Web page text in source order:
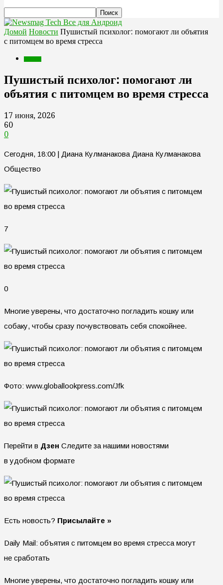
Все для Андроид
Домой Новости Пушистый психолог: помогают ли объятия
с питомцем во время стресса
Пушистый психолог: помогают ли
объятия с питомцем во время стресса
17 июня, 2026
60
0
Сегодня, 18:00 | Диана Кулманакова Диана Кулманакова
Общество
7
0
Многие уверены, что достаточно погладить кошку или
собаку, чтобы сразу почувствовать себя спокойнее.
Фото: www.globallookpress.com/Jfk
Перейти в Дзен Следите за нашими новостями
в удобном формате
Есть новость? Присылайте »
Daily Mail: объятия с питомцем во время стресса могут
не сработать
Многие уверены, что достаточно погладить кошку или